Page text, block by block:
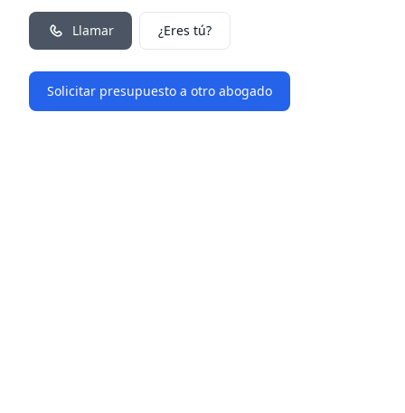
Llamar ¿Eres tú?
Solicitar presupuesto a otro abogado